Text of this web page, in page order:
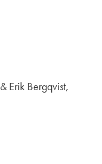
Erik Bergqvist,